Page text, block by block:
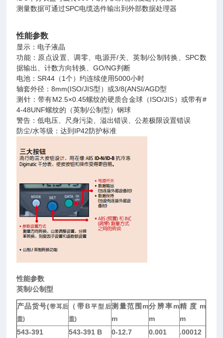
测量数据可通过SPC电缆选件输出到外部数据处理器
性能参数
显示：电子液晶
功能：原点设置、调零、电源开/关、英制/公制转换、SPC数
据输出、计数方向转换、GO/NG判断
电池：SR44（1个）约连续使用5000小时
轴套外径：8mm(ISO/JIS型）或3/8(ANSI/AGD型
测针：带有M2.5×0.45螺纹的硬质合金球（ISO/JIS）或带有#
4-48UNF螺纹的（英制/公制型）钢球
警告：低电压、尺身污染、溢出错误、公差极限设置错误
防尘/水等级：达到IP42防护标准
性能参数
英制/公制型
产品货号(带耳后
盖)
（带B平型后
盖)
测量范围m
m
分辨率m
m
精度m
m
543-391
543-391 B 0-12.7 0.001
.00012